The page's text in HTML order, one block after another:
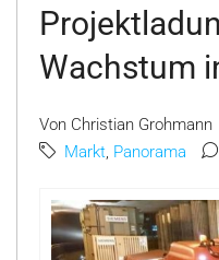
Wachstum
Von Christian Grohmann
Markt, Panorama